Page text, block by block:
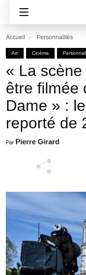
Accueil Personnalités
Art Cinéma
« La
être filmée
Dame » :
reporté de
Par Pierre Girard